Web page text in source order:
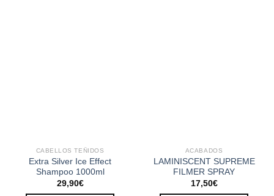
CABELLOS TEÑIDOS
Extra Silver Ice Effect
Shampoo 1000ml
29,90€
ACABADOS
LAMINISCENT SUPREME
FILMER SPRAY
17,50€